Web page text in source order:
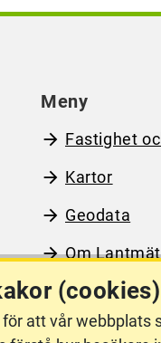
(cookies)
att vår webbplats
Meny
Fastighet
Kartor
Geodata
Om